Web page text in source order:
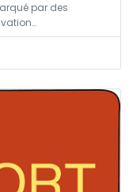
par des